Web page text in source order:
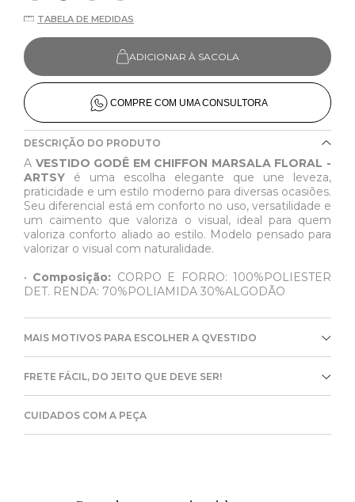
TABELA DE MEDIDAS
ADICIONAR À SACOLA
COMPRE COM UMA CONSULTORA
DESCRIÇÃO DO PRODUTO
A VESTIDO GODÊ EM CHIFFON MARSALA FLORAL -
ARTSY é uma escolha elegante que une leveza,
praticidade e um estilo moderno para diversas ocasiões.
Seu diferencial está em conforto no uso, versatilidade e
um caimento que valoriza o visual, ideal para quem
valoriza conforto aliado ao estilo. Modelo pensado para
valorizar o visual com naturalidade.
• Composição: CORPO E FORRO: 100%POLIESTER
DET. RENDA: 70%POLIAMIDA 30%ALGODÃO
MAIS MOTIVOS PARA ESCOLHER A QVESTIDO
FRETE FÁCIL, DO JEITO QUE DEVE SER!
CUIDADOS COM A PEÇA